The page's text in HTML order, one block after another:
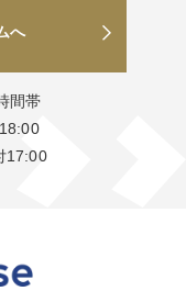
へ
間帯
17:00